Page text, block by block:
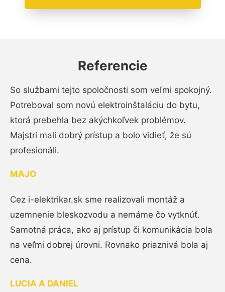
Referencie
So službami tejto spoločnosti som veľmi spokojný.
Potreboval som novú elektroinštaláciu do bytu,
ktorá prebehla bez akýchkoľvek problémov.
Majstri mali dobrý prístup a bolo vidieť, že sú
profesionáli.
MAJO
Cez i-elektrikar.sk sme realizovali montáž a
uzemnenie bleskozvodu a nemáme čo vytknúť.
Samotná práca, ako aj prístup či komunikácia bola
na veľmi dobrej úrovni. Rovnako priaznivá bola aj
cena.
LUCIA A DANIEL